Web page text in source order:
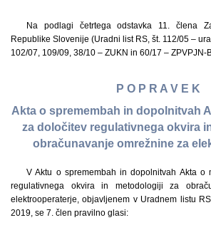
Na podlagi četrtega odstavka 11. člena
Republike Slovenije (Uradni list RS, št. 112/05 –
102/07, 109/09, 38/10 – ZUKN in 60/17 –
P O P R A V E K
Akta o spremembah in dopolnitvah
za določitev regulativnega okvira
obračunavanje omrežnine za
V Aktu o spremembah in dopolnitvah Akta o
regulativnega okvira in metodologiji za
elektrooperaterje, objavljenem v Uradnem listu
2019, se 7. člen pravilno glasi: